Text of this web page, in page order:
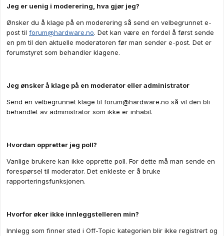
Jeg er uenig i moderering, hva gjør jeg?
Ønsker du å klage på en moderering så send en velbegrunnet e-
post til forum@hardware.no. Det kan være en fordel å først sende
en pm til den aktuelle moderatoren før man sender e-post. Det er
forumstyret som behandler klagene.
Jeg ønsker å klage på en moderator eller administrator
Send en velbegrunnet klage til forum@hardware.no så vil den bli
behandlet av administrator som ikke er inhabil.
Hvordan oppretter jeg poll?
Vanlige brukere kan ikke opprette poll. For dette må man sende en
forespørsel til moderator. Det enkleste er å bruke
rapporteringsfunksjonen.
Hvorfor øker ikke innleggstelleren min?
Innlegg som finner sted i Off-Topic kategorien blir ikke registrert og